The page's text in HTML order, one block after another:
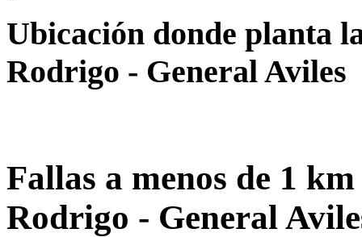
Ubicación donde planta
Rodrigo - General Aviles
Fallas a menos de 1
Rodrigo - General